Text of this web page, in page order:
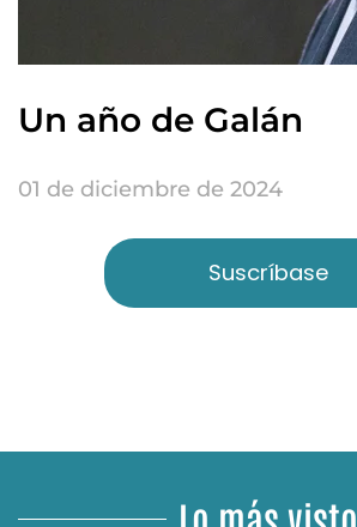
Un año de Galán
01 de diciembre de 2024
Suscríbase